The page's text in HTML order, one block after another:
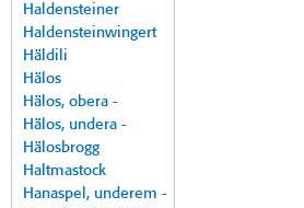
Haldensteiner
Haldensteinwingert
Häldili
Hälos
Hälos, obera -
Hälos, undera -
Hälosbrogg
Haltmastock
Hanaspel, underem -